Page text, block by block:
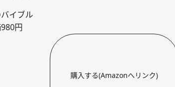
イブル
円
購入する(Amazonへリンク)